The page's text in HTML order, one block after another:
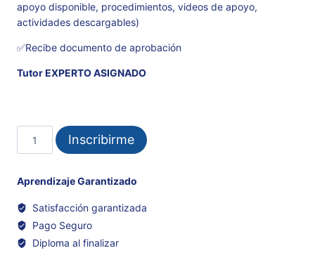
apoyo disponible, procedimientos, videos de apoyo,
actividades descargables)
✅Recibe documento de aprobación
Tutor EXPERTO ASIGNADO
MICROSOFT
EXCEL
cantidad
Inscribirme
Aprendizaje Garantizado
Satisfacción garantizada
Pago Seguro
Diploma al finalizar